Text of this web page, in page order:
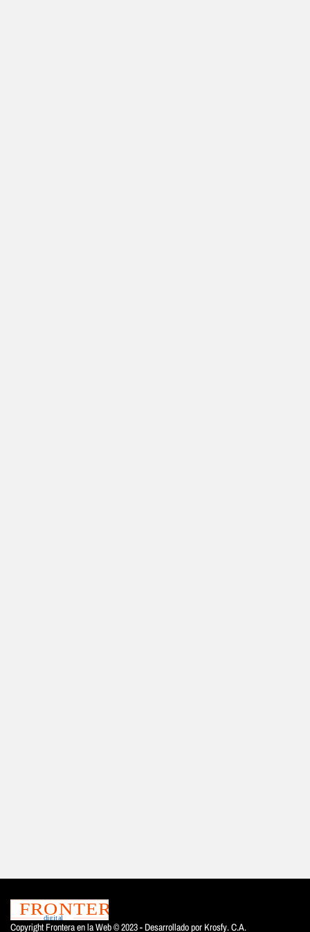
Copyright Frontera en la Web © 2023 - Desarrollado por Krosfy. C.A.